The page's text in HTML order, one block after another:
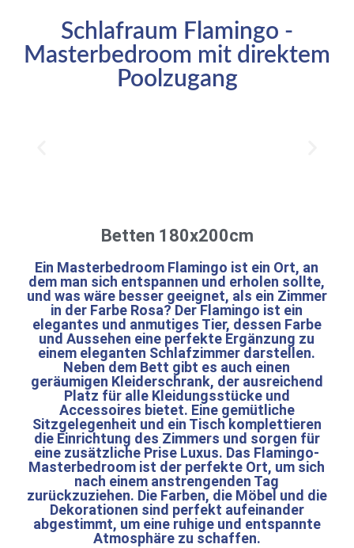
Schlafraum Flamingo -
Masterbedroom mit direktem
Poolzugang
Betten 180x200cm
Ein Masterbedroom Flamingo ist ein Ort, an
dem man sich entspannen und erholen sollte,
und was wäre besser geeignet, als ein Zimmer
in der Farbe Rosa? Der Flamingo ist ein
elegantes und anmutiges Tier, dessen Farbe
und Aussehen eine perfekte Ergänzung zu
einem eleganten Schlafzimmer darstellen.
Neben dem Bett gibt es auch einen
geräumigen Kleiderschrank, der ausreichend
Platz für alle Kleidungsstücke und
Accessoires bietet. Eine gemütliche
Sitzgelegenheit und ein Tisch komplettieren
die Einrichtung des Zimmers und sorgen für
eine zusätzliche Prise Luxus. Das Flamingo-
Masterbedroom ist der perfekte Ort, um sich
nach einem anstrengenden Tag
zurückzuziehen. Die Farben, die Möbel und die
Dekorationen sind perfekt aufeinander
abgestimmt, um eine ruhige und entspannte
Atmosphäre zu schaffen.